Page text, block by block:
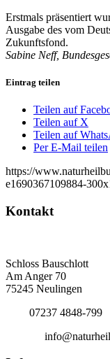
Erstmals präsentiert
Ausgabe des vom
Zukunftsfond.
Sabine Neff,
Eintrag teilen
Teilen auf
Teilen auf X
Teilen auf
Per E-Mail teilen
https://
e1690367109884-
Kontakt
Schloss Bauschlott
Am Anger 70
75245 Neulingen
07237 4848-799